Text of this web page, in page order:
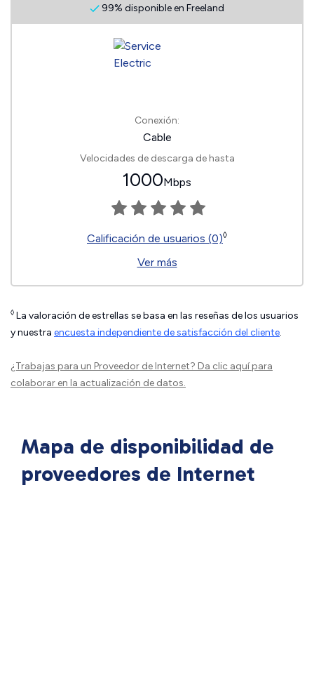
99% disponible en Freeland
Conexión:
Cable
Velocidades de descarga de hasta
1000Mbps
Calificación de usuarios (0)◊
Ver más
◊ La valoración de estrellas se basa en las reseñas de los usuarios
y nuestra encuesta independiente de satisfacción del cliente.
¿Trabajas para un Proveedor de Internet? Da clic aquípara
colaborar en la actualización de datos.
Mapa de disponibilidad de
proveedores de Internet